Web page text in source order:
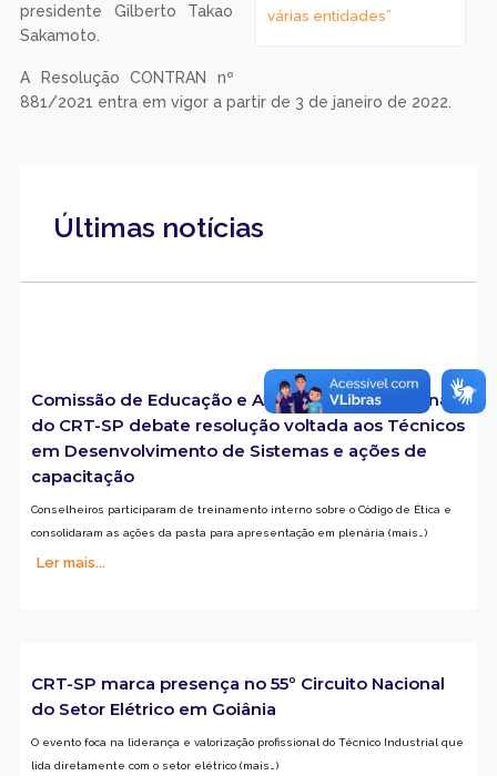
várias entidades”
presidente Gilberto Takao
Sakamoto.
A Resolução CONTRAN nº
881/2021 entra em vigor a partir de 3 de janeiro de 2022.
Últimas notícias
Comissão de Educação e Atribuições Profissionais
do CRT-SP debate resolução voltada aos Técnicos
em Desenvolvimento de Sistemas e ações de
capacitação
Conselheiros participaram de treinamento interno sobre o Código de Ética e
consolidaram as ações da pasta para apresentação em plenária (mais…)
Ler mais...
CRT-SP marca presença no 55º Circuito Nacional
do Setor Elétrico em Goiânia
O evento foca na liderança e valorização profissional do Técnico Industrial que
lida diretamente com o setor elétrico (mais…)